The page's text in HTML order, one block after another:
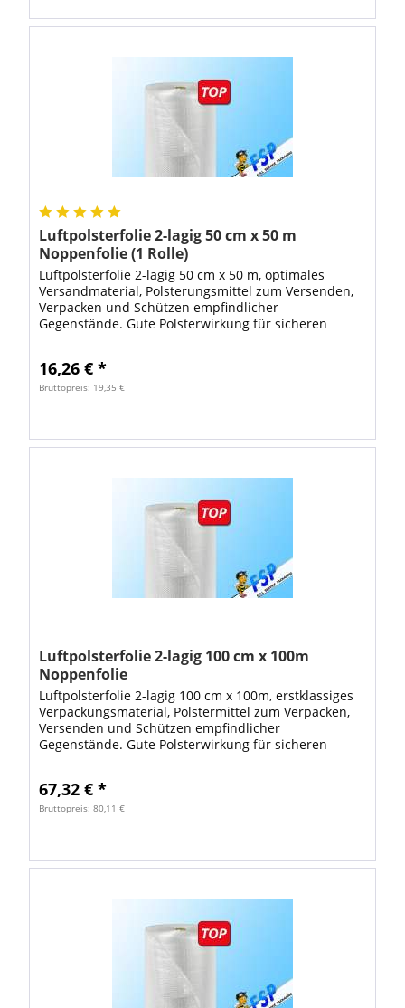
Luftpolsterfolie 2-lagig 50 cm x 50 m
Noppenfolie (1 Rolle)
Luftpolsterfolie 2-lagig 50 cm x 50 m, optimales
Versandmaterial, Polsterungsmittel zum Versenden,
Verpacken und Schützen empfindlicher
Gegenstände. Gute Polsterwirkung für sicheren
16,26 € *
Bruttopreis: 19,35 €
Luftpolsterfolie 2-lagig 100 cm x 100m
Noppenfolie
Luftpolsterfolie 2-lagig 100 cm x 100m, erstklassiges
Verpackungsmaterial, Polstermittel zum Verpacken,
Versenden und Schützen empfindlicher
Gegenstände. Gute Polsterwirkung für sicheren
67,32 € *
Bruttopreis: 80,11 €